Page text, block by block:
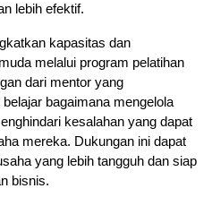
lebih efektif.
kapasitas dan
melalui program pelatihan
dari mentor yang
bagaimana mengelola
kesalahan yang dapat
mereka. Dukungan ini dapat
yang lebih tangguh dan siap
bisnis.